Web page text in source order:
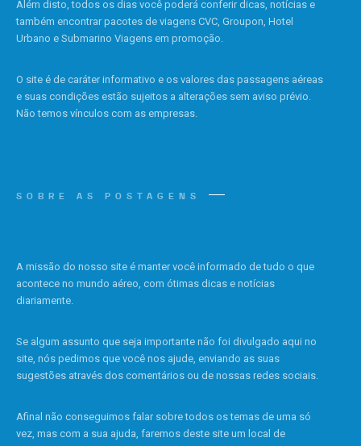
Além disto, todos os dias você poderá conferir dicas, notícias e
também encontrar pacotes de viagens CVC, Groupon, Hotel
Urbano e Submarino Viagens em promoção.
O site é de caráter informativo e os valores das passagens aéreas
e suas condições estão sujeitos a alterações sem aviso prévio.
Não temos vínculos com as empresas.
SOBRE AS POSTAGENS
A missão do nosso site é manter você informado de tudo o que
acontece no mundo aéreo, com ótimas dicas e notícias
diariamente.
Se algum assunto que seja importante não foi divulgado aqui no
site, nós pedimos que você nos ajude, enviando as suas
sugestões através dos comentários ou de nossas redes sociais.
Afinal não conseguimos falar sobre todos os temas de uma só
vez, mas com a sua ajuda, faremos deste site um local de